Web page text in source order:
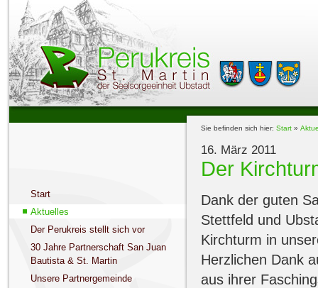
Start
Aktuelles
Der Perukreis stellt sich vor
30 Jahre Partnerschaft San Juan
Bautista & St. Martin
Unsere Partnergemeinde
Sie befinden sich hier: Start»
16. März 2011
Der
Dank der guten
Stettfeld und
Kirchturm in
Herzlichen Dank
aus ihrer